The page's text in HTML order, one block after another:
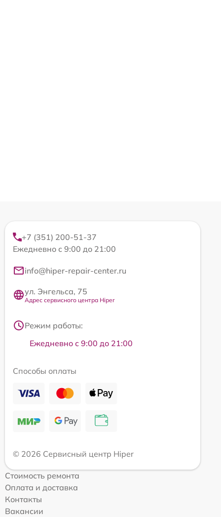
+7 (351) 200-51-37
Ежедневно с 9:00 до 21:00
info@hiper-repair-center.ru
ул. Энгельса, 75
Адрес сервисного центра Hiper
Режим работы:
Ежедневно с 9:00 до 21:00
Способы оплаты
© 2026 Сервисный центр Hiper
Стоимость ремонта
Оплата и доставка
Контакты
Вакансии